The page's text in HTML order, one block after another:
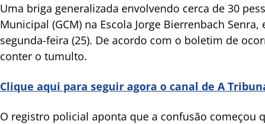
Uma briga generalizada envolvendo cerca de 30
Municipal (GCM) na Escola Jorge Bierrenbach Senra,
segunda-feira (25). De acordo com o boletim de
conter o tumulto.
Clique aqui para seguir agora o canal de A
O registro policial aponta que a confusão começou